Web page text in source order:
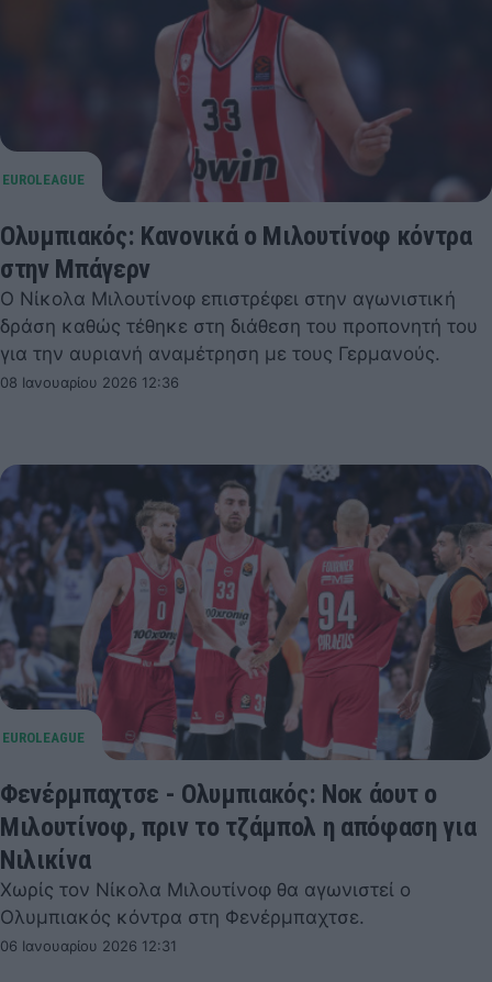
Ολυμπιακός: Κανονικά ο Μιλουτίνοφ κόντρα
στην Μπάγερν
Ο Νίκολα Μιλουτίνοφ επιστρέφει στην αγωνιστική
δράση καθώς τέθηκε στη διάθεση του προπονητή του
για την αυριανή αναμέτρηση με τους Γερμανούς.
08 Ιανουαρίου 2026 12:36
Φενέρμπαχτσε - Ολυμπιακός: Νοκ άουτ ο
Μιλουτίνοφ, πριν το τζάμπολ η απόφαση για
Νιλικίνα
Χωρίς τον Νίκολα Μιλουτίνοφ θα αγωνιστεί ο
Ολυμπιακός κόντρα στη Φενέρμπαχτσε.
06 Ιανουαρίου 2026 12:31